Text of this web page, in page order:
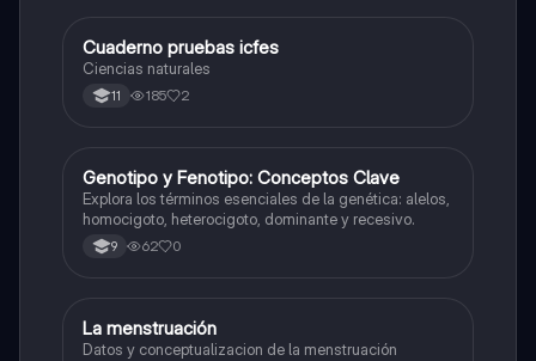
Biologia
Cuaderno pruebas icfes
Ciencias naturales
11 185 2
GBiologia
Genotipo y Fenotipo: Conceptos Clave
Explora los términos esenciales de la genética: alelos,
homocigoto, heterocigoto, dominante y recesivo.
9 62 0
Biologia
La menstruación
Datos y conceptualizacion de la menstruación